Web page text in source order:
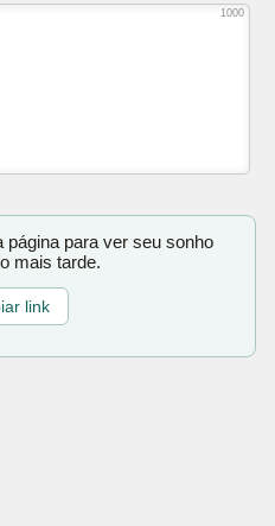
1000
para ver seu sonho
mais tarde.
link